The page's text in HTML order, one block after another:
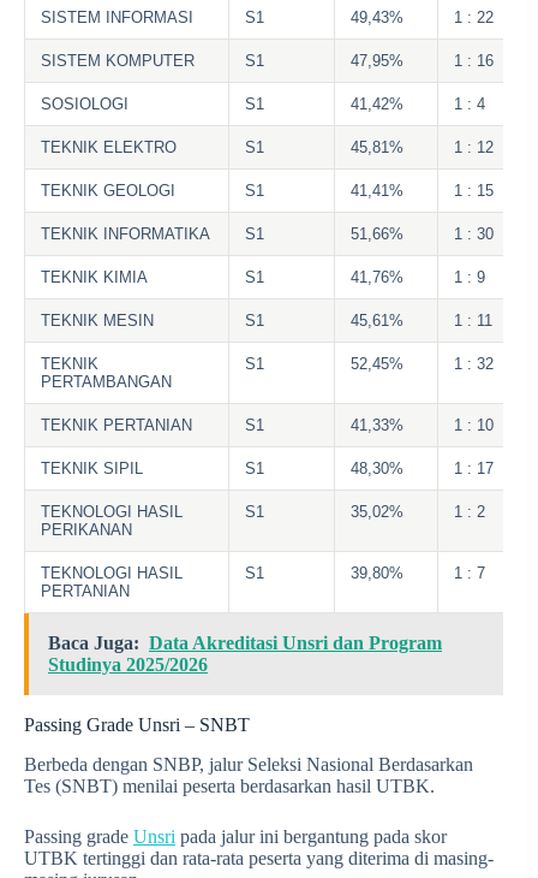
SISTEM INFORMASI S1 49,43% 1 : 22
SISTEM KOMPUTER S1 47,95% 1 : 16
SOSIOLOGI S1 41,42% 1 : 4
TEKNIK ELEKTRO S1 45,81% 1 : 12
TEKNIK GEOLOGI S1 41,41% 1 : 15
TEKNIK INFORMATIKA S1 51,66% 1 : 30
TEKNIK KIMIA S1 41,76% 1 : 9
TEKNIK MESIN S1 45,61% 1 : 11
TEKNIK
PERTAMBANGAN
S1 52,45% 1 : 32
TEKNIK PERTANIAN S1 41,33% 1 : 10
TEKNIK SIPIL S1 48,30% 1 : 17
TEKNOLOGI HASIL
PERIKANAN
S1 35,02% 1 : 2
TEKNOLOGI HASIL
PERTANIAN
S1 39,80% 1 : 7
Baca Juga: Data Akreditasi Unsri dan Program
Studinya 2025/2026
Passing Grade Unsri – SNBT
Berbeda dengan SNBP, jalur Seleksi Nasional Berdasarkan
Tes (SNBT) menilai peserta berdasarkan hasil UTBK.
Passing grade Unsri pada jalur ini bergantung pada skor
UTBK tertinggi dan rata-rata peserta yang diterima di masing-